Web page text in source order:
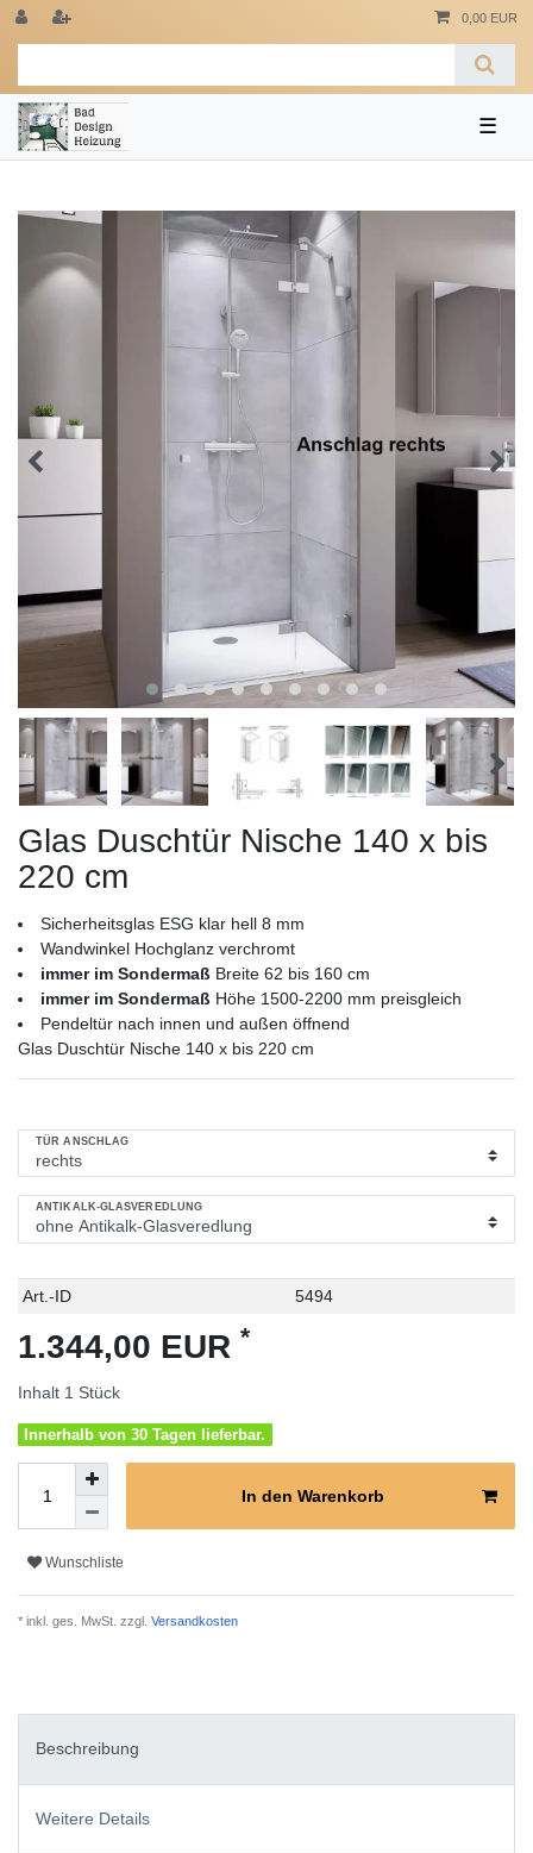
0,00 EUR
☰
Glas Duschtür Nische 140 x bis
220 cm
Sicherheitsglas ESG klar hell 8 mm
Wandwinkel Hochglanz verchromt
immer im Sondermaß Breite 62 bis 160 cm
immer im Sondermaß Höhe 1500-2200 mm preisgleich
Pendeltür nach innen und außen öffnend
Glas Duschtür Nische 140 x bis 220 cm
TÜR ANSCHLAG
ANTIKALK-GLASVEREDLUNG
Technisches
Wert
Art.-ID 5494
1.344,00 EUR *
Inhalt 1 Stück
Innerhalb von 30 Tagen lieferbar.
In den Warenkorb
Wunschliste
* inkl. ges. MwSt. zzgl. Versandkosten
Beschreibung
Weitere Details